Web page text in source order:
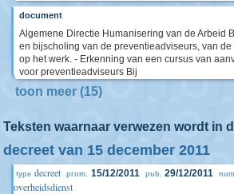
document
Algemene Directie Humanisering van de Arbeid
en bijscholing van de preventieadviseurs, van
op het werk. - Erkenning van een cursus van
voor preventieadviseurs Bij
toon meer (15)
Teksten waarnaar verwezen wordt in
decreet van 15 december 2011
type decreet prom. 15/12/2011 pub. 29/12/2011
overheidsdienst